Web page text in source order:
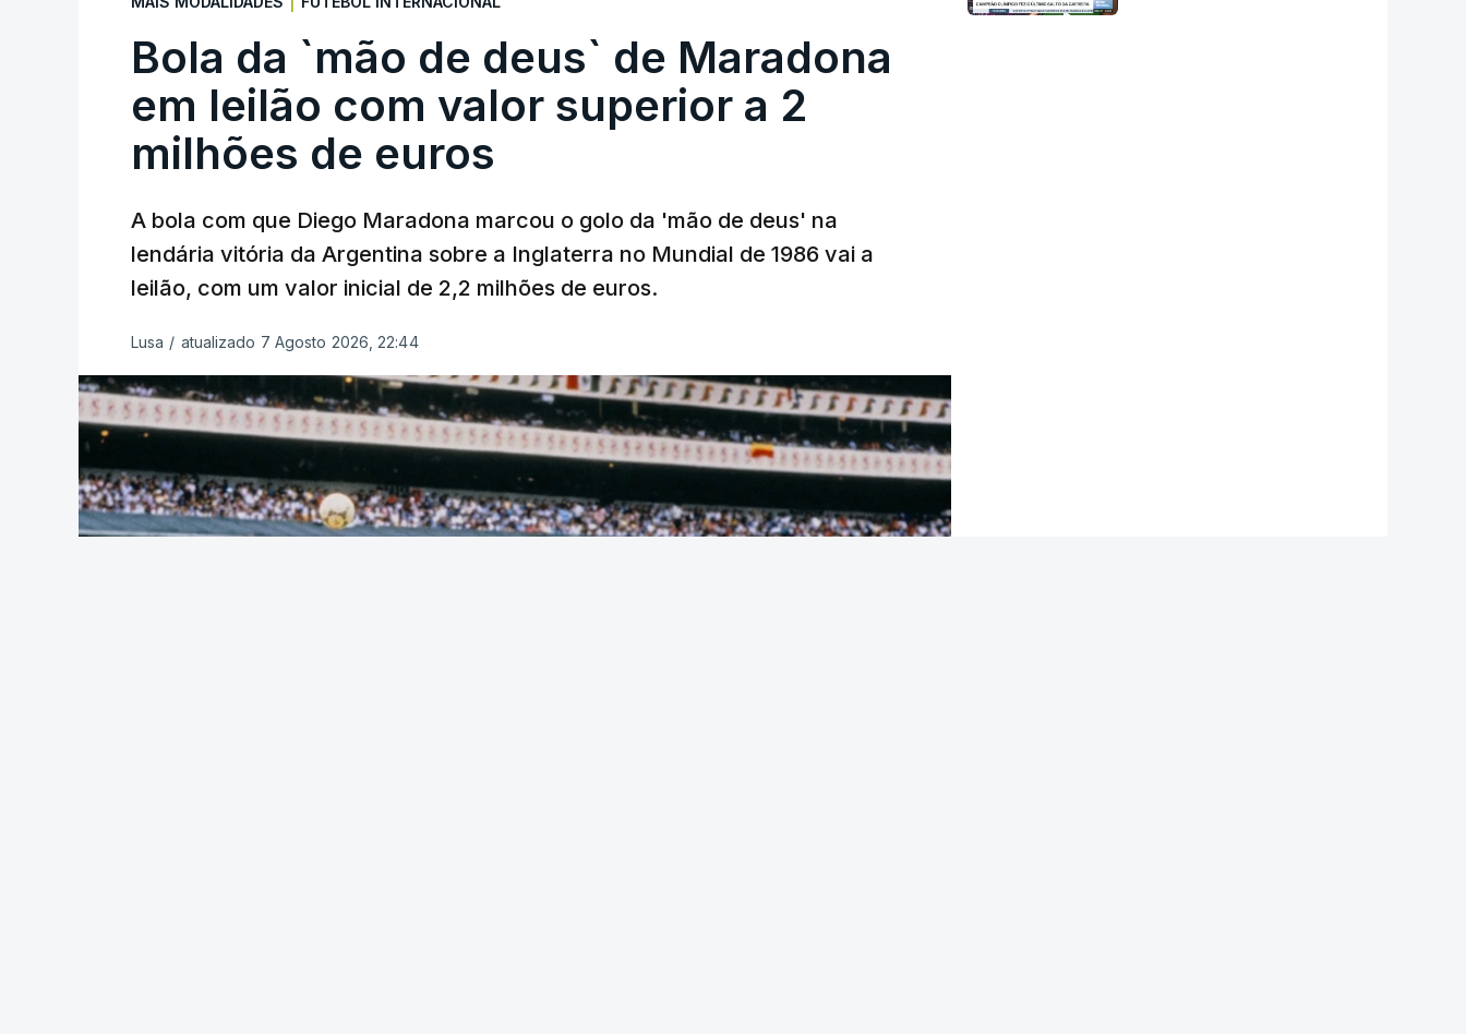
Bola da `mão de deus` de Maradona
em leilão com valor superior a 2
milhões de euros
A bola com que Diego Maradona marcou o golo da 'mão de deus' na
lendária vitória da Argentina sobre a Inglaterra no Mundial de 1986 vai a
leilão, com um valor inicial de 2,2 milhões de euros.
Lusa / atualizado 7 Agosto 2026, 22:44